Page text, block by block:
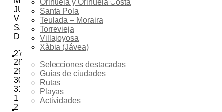
Orihuela y Orihuela Costa
Santa Pola
Teulada – Moraira
Torrevieja
Villajoyosa
Xàbia (Jávea)
Turismo
Selecciones destacadas
Guías de ciudades
Rutas
Playas
Actividades
JU
VI
SA
DO
27
28
29
30
31
1
2